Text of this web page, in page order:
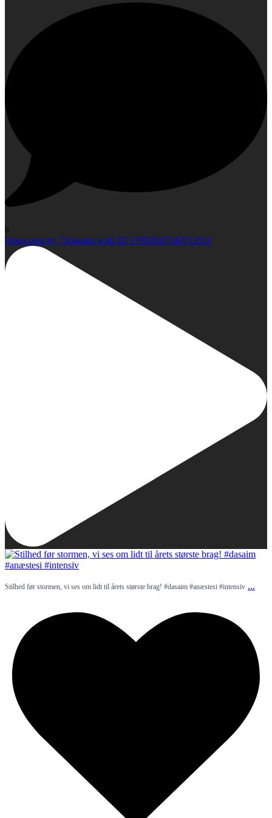
0
Open post by 75dasaim with ID 17992847240712911
Stilhed før stormen, vi ses om lidt til årets største brag! #dasaim #anæstesi #intensiv ...